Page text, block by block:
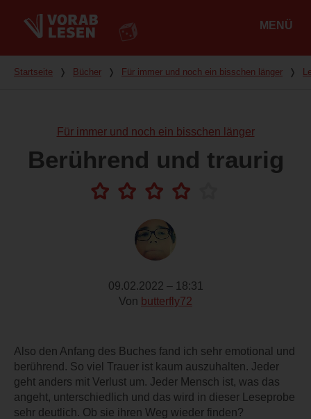
MENÜ
Du bist hier
Startseite ❭ Bücher ❭ Für immer und noch ein bisschen länger ❭
Für immer und noch ein bisschen länger
Berührend und traurig
09.02.2022 – 18:31
Von butterfly72
Also den Anfang des Buches fand ich sehr emotional und
berührend. So viel Trauer ist kaum auszuhalten. Jeder
geht anders mit Verlust um. Jeder Mensch ist, was das
angeht, unterschiedlich und das wird in dieser Leseprobe
sehr deutlich. Ob sie ihren Weg wieder finden?